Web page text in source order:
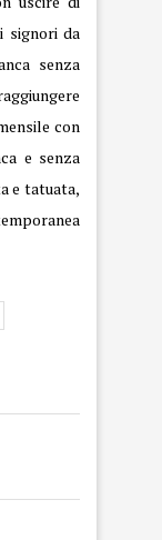
signori da
senza
con
e senza
e tatuata,